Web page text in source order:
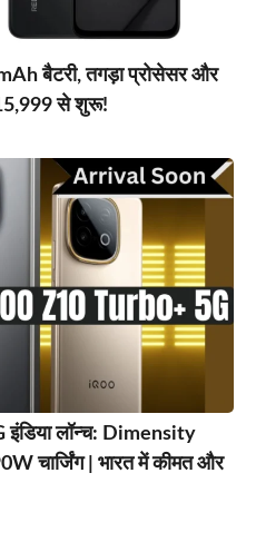
बैटरी, तगड़ा प्रोसेसर और
से शुरू!
लॉन्च: Dimensity
चार्जिंग | भारत में कीमत और